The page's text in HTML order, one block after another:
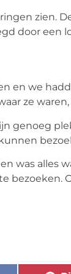
zien.
door een
en we
ze
genoeg
was alles
bezoeken.